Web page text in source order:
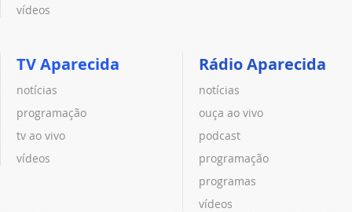
vídeos
TV Aparecida
notícias
programação
tv ao vivo
vídeos
Rádio Aparecida
notícias
ouça ao vivo
podcast
programação
programas
vídeos